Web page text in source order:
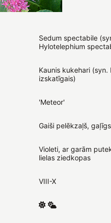
Sedum spectabile
Hylotelephium
Kaunis kukehari (syn.
izskatīgais)
'Meteor'
Gaiši pelēkzaļš, gaļīgs
Violeti, ar garām
lielas ziedkopas
VIII-X